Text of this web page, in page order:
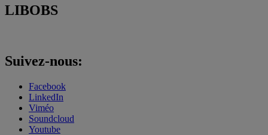
LIBOBS
Suivez-nous:
Facebook
LinkedIn
Viméo
Soundcloud
Youtube